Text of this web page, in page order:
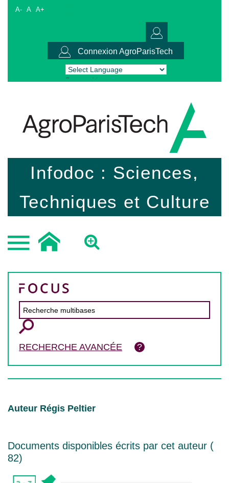
A- A A+
Connexion AgroParisTech
Powered by Translate
Infodoc : Sciences,
Techniques et Culture
RECHERCHE AVANCÉE
Auteur Régis Peltier
Documents disponibles écrits par cet auteur (
82)